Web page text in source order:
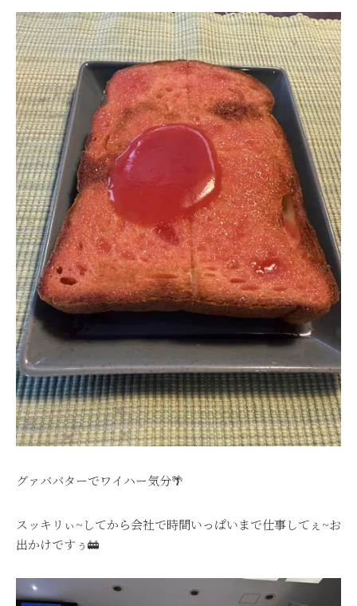
グァババターでワイハー気分🌴
スッキリぃ~してから会社で時間いっぱいまで仕事してぇ~お
出かけですぅ🚋